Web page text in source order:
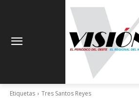
Etiquetas Tres Santos Reyes